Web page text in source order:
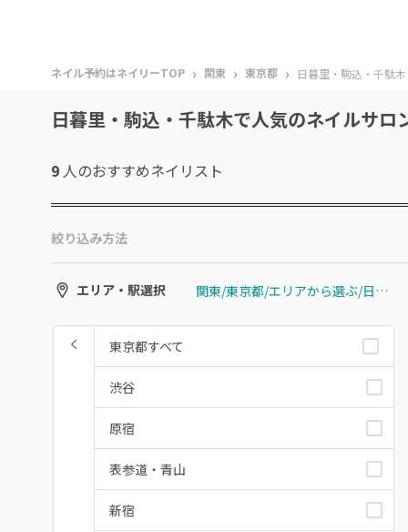
ネイル予約はネイリーTOP › 関東 › 東京都 › 日暮里・駒込・千駄木
日暮里・駒込・千駄木で人気のネイルサロ
9 人のおすすめネイリスト
絞り込み方法
エリア・駅選択 関東/東京都/エリアから選ぶ/日暮里・駒込・千駄木
東京都すべて
渋谷
原宿
表参道・青山
新宿